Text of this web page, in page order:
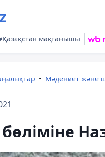
мақтанышы
Мәдениет және